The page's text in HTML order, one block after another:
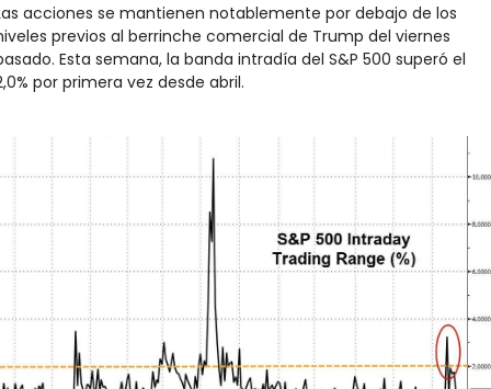
acciones se mantienen notablemente por debajo de los
previos al berrinche comercial de Trump del viernes
Esta semana, la banda intradía del S&P 500 superó el
por primera vez desde abril.